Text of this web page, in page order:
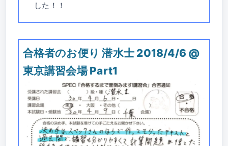
した！！
合格者のお便り 潜水士 2018/4/6 @
東京講習会場 Part1